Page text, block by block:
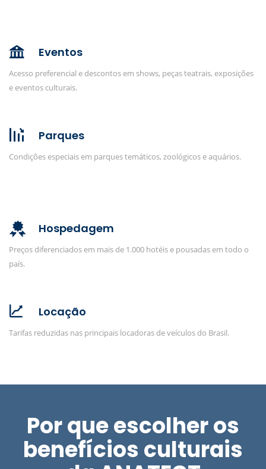
Eventos
Acesso preferencial e descontos em shows, peças teatrais, exposições
e eventos culturais.
Parques
Condições especiais em parques temáticos, zoológicos e aquários.
Hospedagem
Preços diferenciados em mais de 1.000 hotéis e pousadas em todo o
país.
Locação
Tarifas reduzidas nas principais locadoras de veículos do Brasil.
Por que escolher os
benefícios culturais